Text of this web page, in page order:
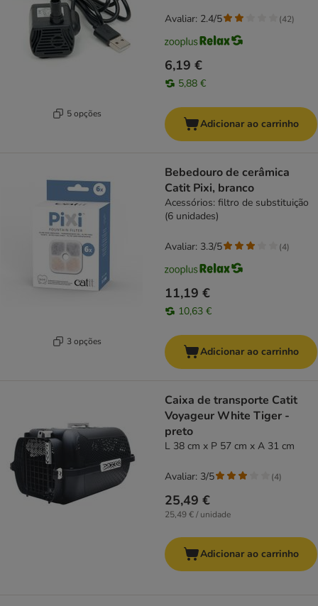
5 opções
6,19 €
5,88 €
Avaliar: 2.4/5 (42)
Adicionar ao carrinho
3 opções
Bebedouro de cerâmica
Catit Pixi, branco
Acessórios: filtro de substituição
(6 unidades)
11,19 €
10,63 €
Avaliar: 3.3/5 (4)
Adicionar ao carrinho
Caixa de transporte Catit
Voyageur White Tiger -
preto
L 38 cm x P 57 cm x A 31 cm
25,49 €
25,49 € / unidade
Avaliar: 3/5 (4)
Adicionar ao carrinho